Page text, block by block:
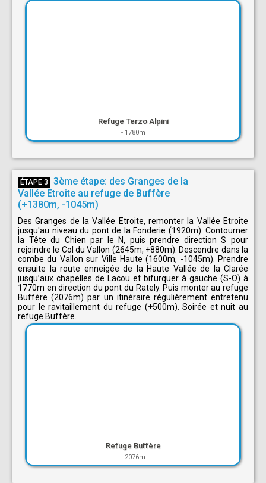
Refuge Terzo Alpini
- 1780m
ÉTAPE 3
3ème étape: des Granges de la
Vallée Etroite au refuge de Buffère
(+1380m, -1045m)
Des Granges de la Vallée Etroite, remonter la Vallée Etroite
jusqu'au niveau du pont de la Fonderie (1920m). Contourner
la Tête du Chien par le N, puis prendre direction S pour
rejoindre le Col du Vallon (2645m, +880m). Descendre dans la
combe du Vallon sur Ville Haute (1600m, -1045m). Prendre
ensuite la route enneigée de la Haute Vallée de la Clarée
jusqu’aux chapelles de Lacou et bifurquer à gauche (S-O) à
1770m en direction du pont du Rately. Puis monter au refuge
Buffère (2076m) par un itinéraire régulièrement entretenu
pour le ravitaillement du refuge (+500m). Soirée et nuit au
refuge Buffère.
Refuge Buffère
- 2076m